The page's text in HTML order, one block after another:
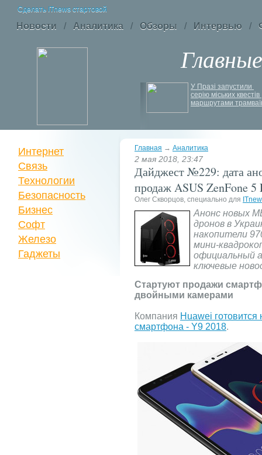
Сделать ITnews стартовой
Новости / Аналитика / Обзоры / Интервью /
У Празі запустили
серію міських квестів
маршрутами
Главная → Аналитика
2 мая 2018, 23:47
Дайджест №229: дата
продаж ASUS ZenFone
Олег Скворцов, специально для
Анонс новых
дронов в
накопители
мини-
официальный
ключевые
Стартуют продажи
двойными камерами
Компания Huawei готовится
смартфона - Y9 2018.
Интернет
Связь
Технологии
Безопасность
Бизнес
Софт
Железо
Гаджеты